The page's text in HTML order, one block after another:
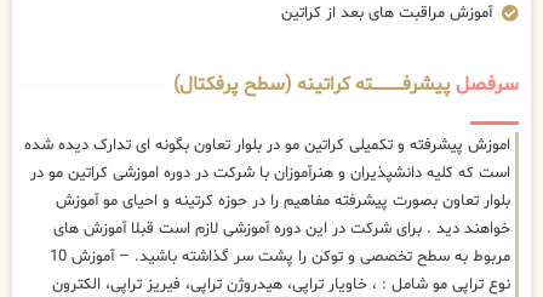
آموزش مراقبت های بعد از کراتین
سرفصلپیشرفــــــــــــته کراتینه (سطح پرفکتال)
اموزش پیشرفته و تکمیلی کراتین مو در بلوار تعاون بگونه ای تدارک دیده شده
است که کلیه دانشپذیران و هنرآموزان با شرکت در دوره اموزشی کراتین مو در
بلوار تعاون بصورت پیشرفته مفاهیم را در حوزه کرتینه و احیای مو آموزش
خواهند دید . برای شرکت در این دوره آموزشی لازم است قبلا آموزش های
مربوط به سطح تخصصی و توکن را پشت سر گذاشته باشید. – آموزش 10
نوع تراپی مو شامل : ، خاویار تراپی، هیدروژن تراپی، فیریز تراپی، الکترون